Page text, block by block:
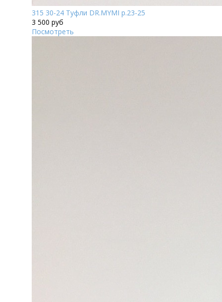
315 30-24 Туфли DR.MYMI р.23-25
3 500 руб
Посмотреть